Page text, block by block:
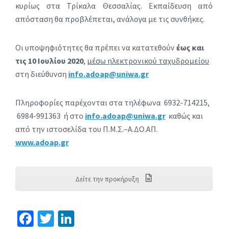
κυρίως στα Τρίκαλα Θεσσαλίας. Εκπαίδευση από
απόσταση θα προβλέπεται, ανάλογα με τις συνθήκες.
Οι υποψηφιότητες θα πρέπει να κατατεθούν έως και
τις 10 Ιουλίου 2020, μέσω ηλεκτρονικού ταχυδρομείου
στη διεύθυνση info.adoap@uniwa.gr
Πληροφορίες παρέχονται στα τηλέφωνα 6932-714215,
6984-991363 ή στο info.adoap@uniwa.grκαθώς και
από την ιστοσελίδα του Π.Μ.Σ.–Α.ΔΟ.ΑΠ.
www.adoap.gr
Δείτε την προκήρυξη
Fa T